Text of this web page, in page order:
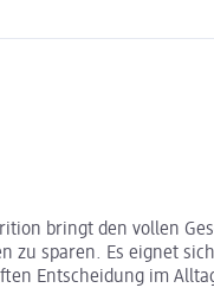
bringt den vollen
zu sparen. Es eignet
Entscheidung im